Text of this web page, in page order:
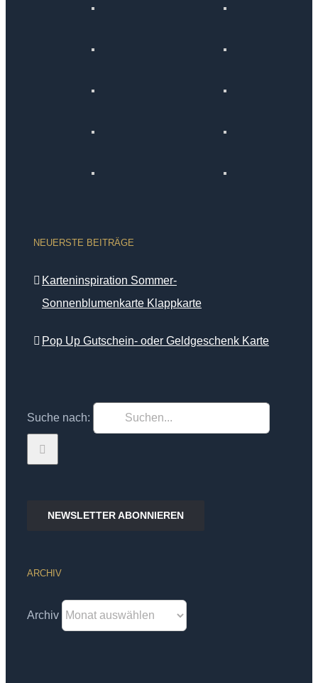
NEUERSTE BEITRÄGE
Karteninspiration Sommer-
Sonnenblumenkarte Klappkarte
Pop Up Gutschein- oder Geldgeschenk Karte
Suche nach:
NEWSLETTER ABONNIEREN
ARCHIV
Archiv